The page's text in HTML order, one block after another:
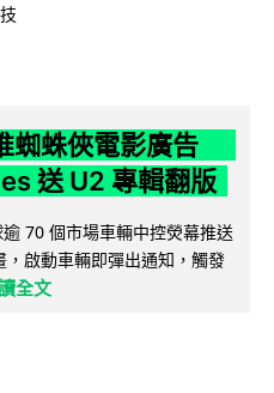
蜘蛛俠電影廣告
送 U2 專輯翻版
70 個市場車輛中控熒幕推送
，啟動車輛即彈出通知，觸發
全文